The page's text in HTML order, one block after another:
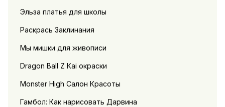
Эльза платья для школы
Раскрась Заклинания
Мы мишки для живописи
Dragon Ball Z Каi окраски
Monster High Салон Красоты
Гамбол: Как нарисовать Дарвина